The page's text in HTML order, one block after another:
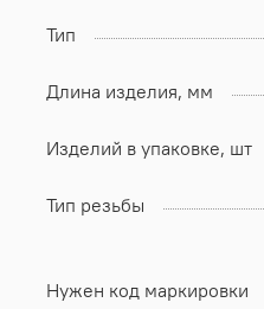
Тип
Длина изделия, мм
Изделий в упаковке, шт
Тип резьбы
Нужен код маркировки